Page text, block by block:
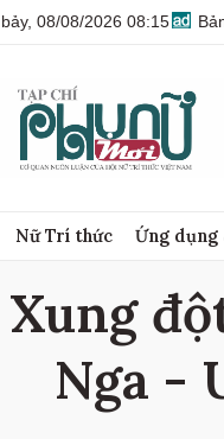
08/08/2026 08:15
Nữ Trí thức Ứng dụng
Xung
Nga -